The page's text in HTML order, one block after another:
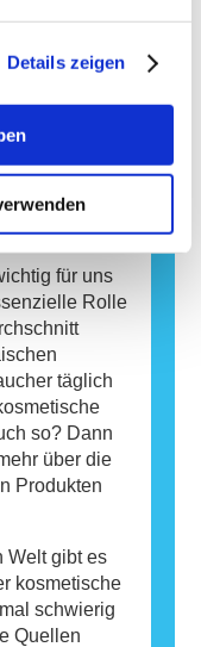
Details zeigen
und -
tritt
eine
andere
für uns
Rolle
täglich
so? Dann
über die
Produkten
Welt gibt es
kosmetische
schwierig
Quellen